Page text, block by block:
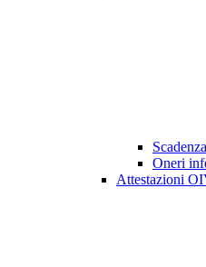
Oneri
Attestazioni